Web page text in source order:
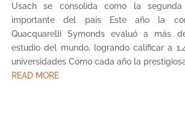
Usach se consolida como la segunda
importante del país Este año la
Quacquarelli Symonds evaluó a más
estudio del mundo, logrando calificar a
universidades Como cada año la
READ MORE